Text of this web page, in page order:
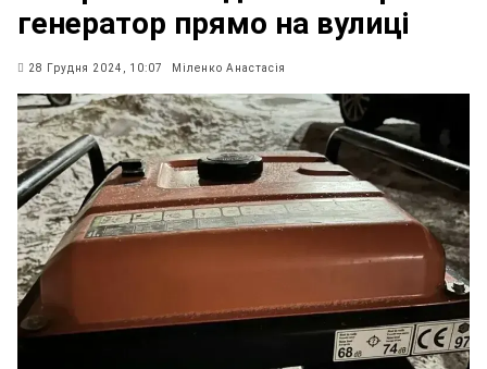
генератор прямо на вулиці
28 Грудня 2024, 10:07 Міленко Анастасія